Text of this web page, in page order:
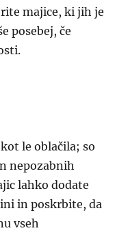
majice, ki jih je
posebej, če
le oblačila; so
nepozabnih
lahko dodate
in poskrbite, da
vseh